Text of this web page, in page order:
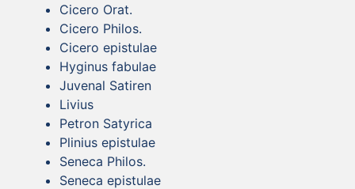
Cicero Orat.
Cicero Philos.
Cicero epistulae
Hyginus fabulae
Juvenal Satiren
Livius
Petron Satyrica
Plinius epistulae
Seneca Philos.
Seneca epistulae